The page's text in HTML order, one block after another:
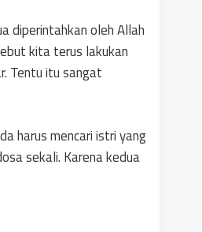
diperintahkan oleh Allah
kita terus lakukan
Tentu itu sangat
harus mencari istri yang
sekali. Karena kedua